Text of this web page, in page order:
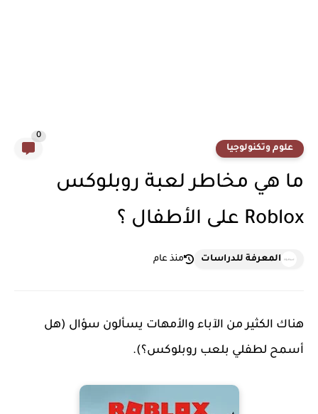
علوم وتكنولوجيا
0
ما هي مخاطر لعبة روبلوكس
Roblox على الأطفال ؟
المعرفة للدراسات منذ عام
هناك الكثير من الآباء والأمهات يسألون سؤال (هل
أسمح لطفلي بلعب روبلوكس؟).